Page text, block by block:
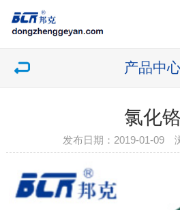
产品中
氯化铬
发布日期：2019-01-09